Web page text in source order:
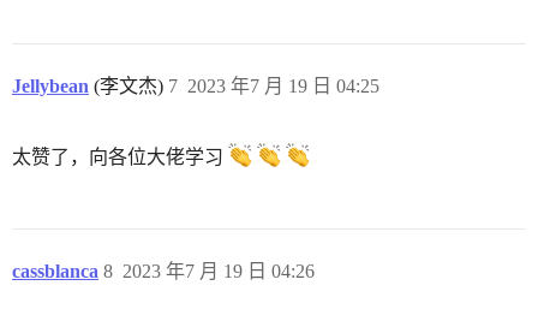
Jellybean (李文杰) 2023 年7 月 19 日 04:25
7
太赞了，向各位大佬学习
cassblanca 2023 年7 月 19 日 04:26
8